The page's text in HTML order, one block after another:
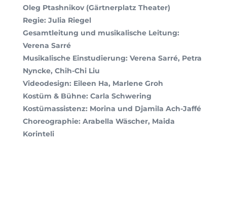
Oleg Ptashnikov (Gärtnerplatz Theater)
Regie: Julia Riegel
Gesamtleitung und musikalische Leitung:
Verena Sarré
Musikalische Einstudierung: Verena Sarré, Petra
Nyncke, Chih-Chi Liu
Videodesign: Eileen Ha, Marlene Groh
Kostüm & Bühne: Carla Schwering
Kostümassistenz: Morina und Djamila Ach-Jaffé
Choreographie: Arabella Wäscher, Maida
Korinteli